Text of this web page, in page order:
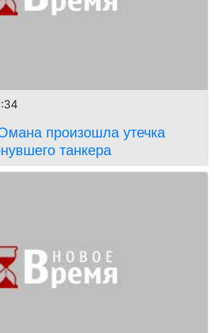
произошла утечка
танкера